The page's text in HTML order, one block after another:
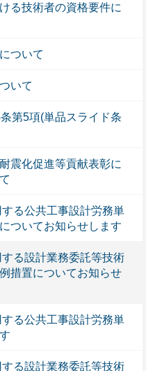
る技術者の資格要件に
ついて
いて
第5項(単品スライド条
震化促進等貢献表彰に
る公共工事設計労務単
ついてお知らせします
る設計業務委託等技術
措置についてお知らせ
る公共工事設計労務単
る設計業務委託等技術